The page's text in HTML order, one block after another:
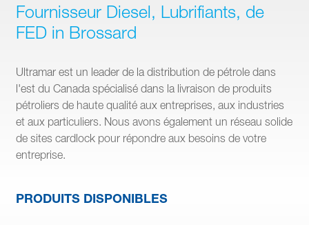
Fournisseur Diesel, Lubrifiants, de
FED in Brossard
Ultramar est un leader de la distribution de pétrole dans
l'est du Canada spécialisé dans la livraison de produits
pétroliers de haute qualité aux entreprises, aux industries
et aux particuliers. Nous avons également un réseau solide
de sites cardlock pour répondre aux besoins de votre
entreprise.
PRODUITS DISPONIBLES